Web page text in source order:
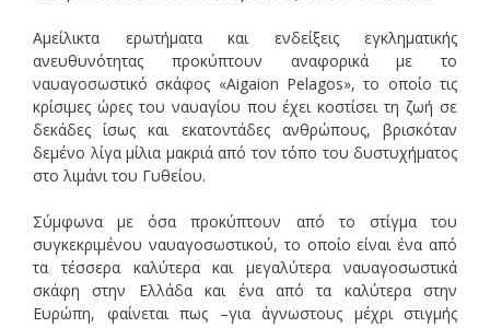
Αμείλικτα ερωτήματα και ενδείξεις εγκληματικής
ανευθυνότητας προκύπτουν αναφορικά με το
ναυαγοσωστικό σκάφος «Aigaion Pelagos», το οποίο τις
κρίσιμες ώρες του ναυαγίου που έχει κοστίσει τη ζωή σε
δεκάδες ίσως και εκατοντάδες ανθρώπους, βρισκόταν
δεμένο λίγα μίλια μακριά από τον τόπο του δυστυχήματος
στο λιμάνι του Γυθείου.
Σύμφωνα με όσα προκύπτουν από το στίγμα του
συγκεκριμένου ναυαγοσωστικού, το οποίο είναι ένα από
τα τέσσερα καλύτερα και μεγαλύτερα ναυαγοσωστικά
σκάφη στην Ελλάδα και ένα από τα καλύτερα στην
Ευρώπη, φαίνεται πως –για άγνωστους μέχρι στιγμής